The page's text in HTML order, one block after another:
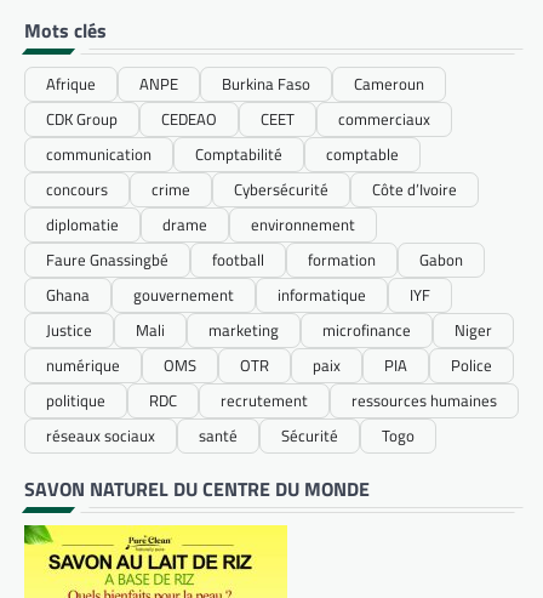
Mots clés
Afrique ANPE Burkina Faso
Cameroun
CDK Group
CEDEAO CEET
commerciaux
communication
Comptabilité
comptable
concours
crime Cybersécurité
Côte d’Ivoire
diplomatie
drame
environnement
Faure Gnassingbé
football formation
Gabon
Ghana
gouvernement informatique
IYF
Justice
Mali marketing microfinance
Niger
numérique
OMS OTR paix PIA
Police
politique
RDC recrutement
ressources humaines
réseaux sociaux
santé Sécurité Togo
SAVON NATUREL DU CENTRE DU MONDE